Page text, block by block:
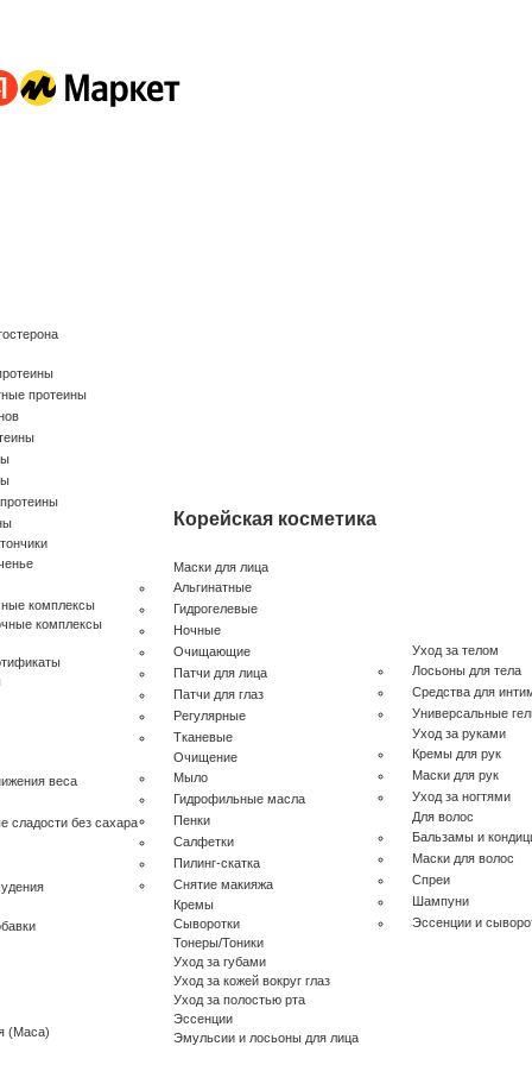
протеины
комплексы
комплексы
веса
сладости без сахара
(Maca)
Корейская косметика
Маски для лица
Альгинатные
Гидрогелевые
Ночные
Очищающие
Патчи для лица
Патчи для глаз
Регулярные
Тканевые
Очищение
Мыло
Гидрофильные масла
Пенки
Салфетки
Пилинг-скатка
Снятие макияжа
Кремы
Сыворотки
Тонеры/Тоники
Уход за губами
Уход за кожей вокруг глаз
Уход за полостью рта
Эссенции
Эмульсии и лосьоны для лица
Уход за телом
Лосьоны для тела
Средства для
Универсальные
Уход за руками
Кремы для рук
Маски для рук
Уход за ногтями
Для волос
Бальзамы и
Маски для волос
Спреи
Шампуни
Эссенции и